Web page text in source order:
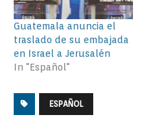
Guatemala anuncia el
traslado de su embajada
en Israel a Jerusalén
In "Español"
ESPAÑOL